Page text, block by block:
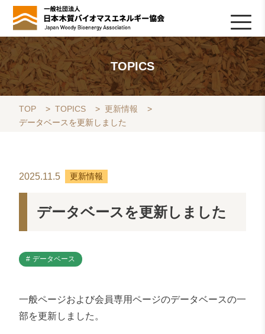
HOME
TOPICS
協会について
木質バイオマスの基礎知識
協会の活動
ライブラリ
データベース
Q&A
リンク集
お問い合わせ
会員専用
採用情報
TOPICS
TOP > TOPICS > 更新情報
>
データベースを更新しました
2025.11.5 更新情報
データベースを更新しました
データベース
一般ページおよび会員専用ページのデータベースの一
部を更新しました。